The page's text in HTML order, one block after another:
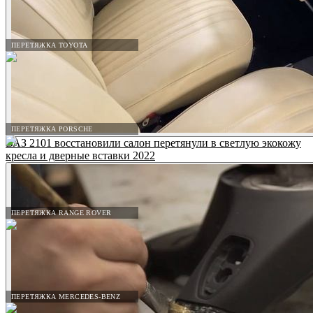
ПЕРЕТЯЖКА TOYOTA
ПЕРЕТЯЖКА PORSCHE
ПЕРЕТЯЖКА RANGE ROVER
ПЕРЕТЯЖКА MERCEDES-BENZ
ВАЗ 2101 восстановили салон перетянули в светлую экокожу
кресла и дверные вставки 2022